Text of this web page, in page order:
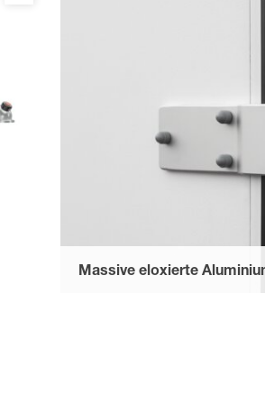
und kann durch einen
werden. Gummiabdichtung mit
Massive eloxierte